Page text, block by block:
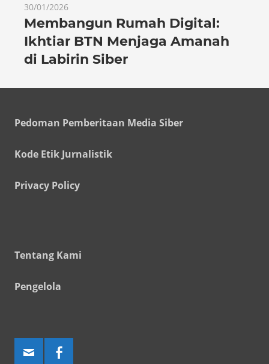
30/01/2026
Membangun Rumah Digital:
Ikhtiar BTN Menjaga Amanah
di Labirin Siber
Pedoman Pemberitaan Media Siber
Kode Etik Jurnalistik
Privacy Policy
Tentang Kami
Pengelola